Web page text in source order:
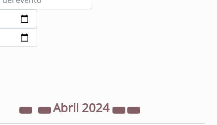
Abril 2024